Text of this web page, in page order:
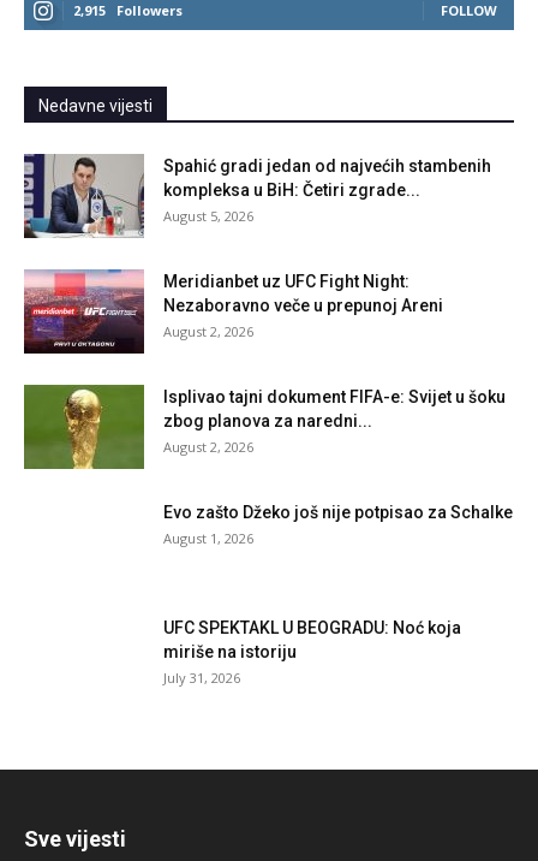
2,915 Followers FOLLOW
Nedavne vijesti
Spahić gradi jedan od najvećih stambenih
kompleksa u BiH: Četiri zgrade...
August 5, 2026
Meridianbet uz UFC Fight Night:
Nezaboravno veče u prepunoj Areni
August 2, 2026
Isplivao tajni dokument FIFA-e: Svijet u šoku
zbog planova za naredni...
August 2, 2026
Evo zašto Džeko još nije potpisao za Schalke
August 1, 2026
UFC SPEKTAKL U BEOGRADU: Noć koja
miriše na istoriju
July 31, 2026
Sve vijesti